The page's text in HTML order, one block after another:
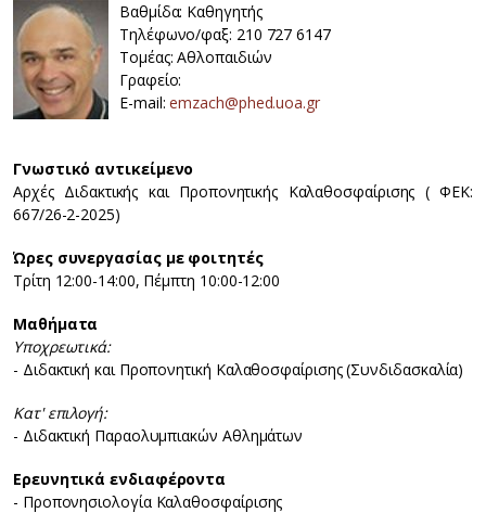
Βαθμίδα: Καθηγητής
Τηλέφωνο/φαξ: 210 727 6147
Τομέας: Αθλοπαιδιών
Γραφείο:
E-mail:emzach@phed.uoa.gr
Γνωστικό αντικείμενο
Αρχές Διδακτικής και Προπονητικής Καλαθοσφαίρισης ( ΦΕΚ:
667/26-2-2025)
Ώρες συνεργασίας με φοιτητές
Τρίτη 12:00-14:00, Πέμπτη 10:00-12:00
Μαθήματα
Υποχρεωτικά:
- Διδακτική και Προπονητική Καλαθοσφαίρισης (Συνδιδασκαλία)
Κατ' επιλογή:
- Διδακτική Παραολυμπιακών Αθλημάτων
Ερευνητικά ενδιαφέροντα
- Προπονησιολογία Καλαθοσφαίρισης